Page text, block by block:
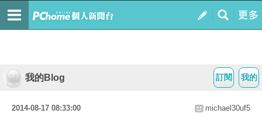
我的
訂閱
我的Blog
2014-08-17 08:33:00 michael30uf5